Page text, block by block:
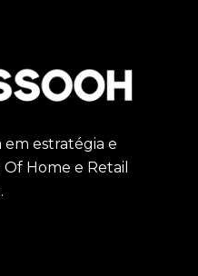
em estratégia e
Home e Retail